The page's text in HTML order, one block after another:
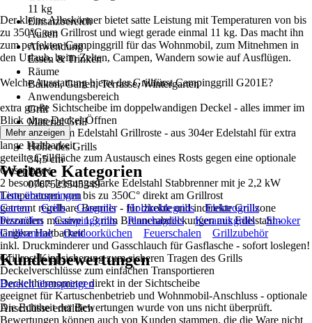
11 kg
Einsatzbereich
Außen
Anwendung
Essen & Trinken
Räume
Balkon, Garten, Terrasse, Wintergarten
Anwendungsbereich
Grill
Material Grill
Edelstahl
Höhe des Grills
34,5 cm
EAN
0767523545349
Der kleine Alleskönner bietet satte Leistung mit Temperaturen von bis
zu 350°C am Grillrost und wiegt gerade einmal 11 kg. Das macht ihn
zum perfekten Campinggrill für das Wohnmobil, zum Mitnehmen in
den Urlaub, beim Zelten, Campen, Wandern sowie auf Ausflügen.
Welche Ausstattung bietet der Grillfürst Campinggrill G201E?
extra große Sichtscheibe im doppelwandigen Deckel - alles immer im
Blick ohne Deckel-Öffnen
sehr starke 6 mm Edelstahl Grillroste - aus 304er Edelstahl für extra
lange Haltbarkeit
geteilte Grillfläche zum Austausch eines Rosts gegen eine optionale
Gussplatte
2 besonders leistungsstarke Edelstahl Stabbrenner mit je 2,2 kW
Temperaturen von bis zu 350C° direkt am Grillrost
getrennt regelbare Brenner - für direkte und indirekte Grillzone
besonders massive 1,3 mm Brennerabdeckungen aus Edelstahl -
längere Haltbarkeit
inkl. Druckminderer und Gasschlauch für Gasflasche - sofort loslegen!
Grillrost Kippsicherung zum sicheren Tragen des Grills
Deckelverschlüsse zum einfachen Transportieren
Deckelthermometer direkt in der Sichtscheibe
geeignet für Kartuschenbetrieb und Wohnmobil-Anschluss - optionale
Anschlüsse erhältlich
Mehr anzeigen
Weitere Kategorien
Liste überspringen
Garten
Grills Gasgrills Holzkohlegrills
Elektrogrills
Pizzaöfen
Campinggrills Planchagrills Keramikgrills
Smoker
Grillkamine
Outdoorküchen Feuerschalen Grillzubehör
Kundenbewertungen
Bereich überspringen
Die Echtheit der Bewertungen wurde von uns nicht überprüft.
Bewertungen können auch von Kunden stammen, die die Ware nicht